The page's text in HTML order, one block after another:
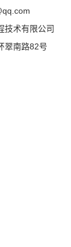
技术有限公司
翠南路82号